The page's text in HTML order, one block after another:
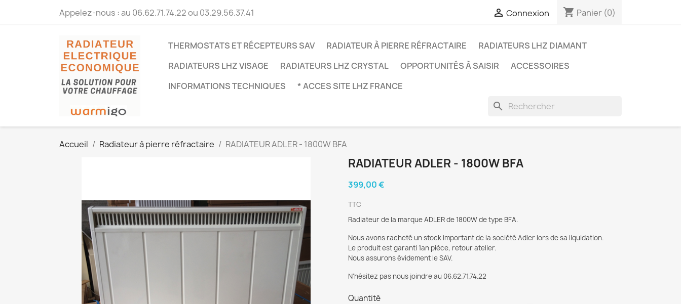
Appelez-nous :au 06.62.71.74.22 ou 03.29.56.37.41  Connexion shopping_cart Panier (0)
THERMOSTATS ET RÉCEPTEURS SAV RADIATEUR À PIERRE RÉFRACTAIRE
RADIATEURS LHZ DIAMANT
RADIATEURS LHZ VISAGE
RADIATEURS LHZ CRYSTAL OPPORTUNITÉS À SAISIR
ACCESSOIRES
INFORMATIONS TECHNIQUES
* ACCES SITE LHZ FRANCE
search
Accueil Radiateur à pierre réfractaire RADIATEUR ADLER - 1800W BFA
RADIATEUR ADLER - 1800W BFA
399,00 €
TTC
Radiateur de la marque ADLER de 1800W de type BFA.
Nous avons racheté un stock important de la société Adler lors de sa liquidation.
Le produit est garanti 1an pièce, retour atelier.
Nous assurons évidement le SAV.
N’hésitez pas nous joindre au 06.62.71.74.22
Quantité